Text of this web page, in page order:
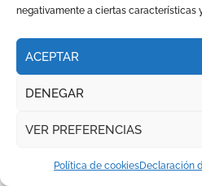
negativamente a ciertas características
ACEPTAR
DENEGAR
VER PREFERENCIAS
Política de cookiesDeclaración
Guarda mi nombre, correo
este navegador para la
Recibir un correo
comentarios a esta entrada.
Recibir un correo